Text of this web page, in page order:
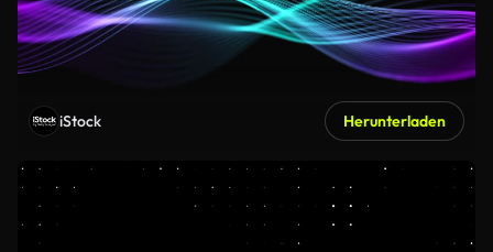
iStock Herunterladen